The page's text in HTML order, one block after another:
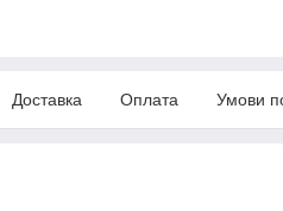
Доставка Оплата Умови